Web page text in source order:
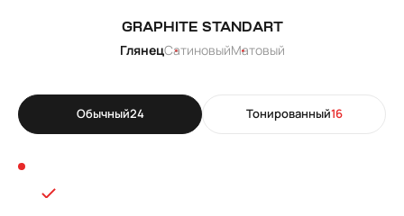
Обычный24 Тонированный16
GRAPHITE STANDART
ГлянецСатиновыйМатовый